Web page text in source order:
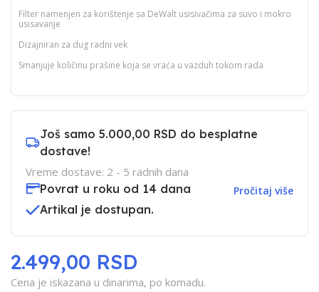
Filter namenjen za korištenje sa DeWalt usisivačima za suvo i mokro
usisavanje
Dizajniran za dug radni vek
Smanjuje količinu prašine koja se vraća u vazduh tokom rada
Još samo 5.000,00 RSD do besplatne
dostave!
Vreme dostave: 2 - 5 radnih dana
Povrat u roku od 14 dana
Pročitaj više
Artikal je dostupan.
Cena je iskazana u dinarima, po komadu.
2.499,00 RSD